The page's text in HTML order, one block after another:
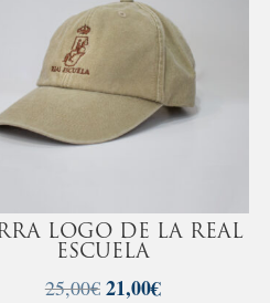
LOGO DE LA REAL
ESCUELA
25,00€ El
21,00€El